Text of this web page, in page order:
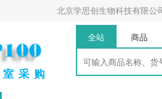
北京学思创生物科技有限公
采购
全站 商品